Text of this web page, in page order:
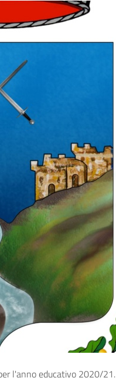
l'anno educativo 2020/21.